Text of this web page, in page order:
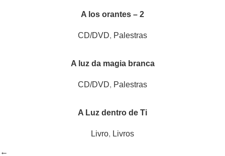
A los orantes – 2
CD/DVD, Palestras
A luz da magia branca
CD/DVD, Palestras
A Luz dentro de Ti
Livro, Livros
←